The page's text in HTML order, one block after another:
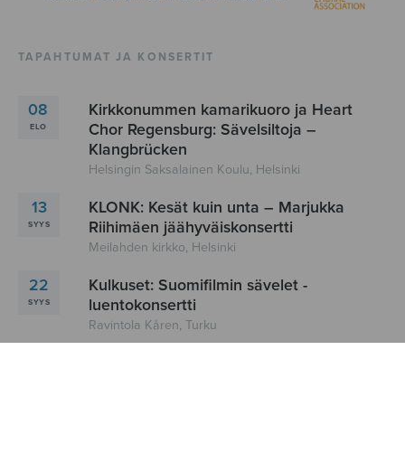
TAPAHTUMAT JA KONSERTIT
08
ELO
Kirkkonummen kamarikuoro ja Heart
Chor Regensburg: Sävelsiltoja –
Klangbrücken
Helsingin Saksalainen Koulu, Helsinki
13
SYYS
KLONK: Kesät kuin unta – Marjukka
Riihimäen jäähyväiskonsertti
Meilahden kirkko, Helsinki
22
SYYS
Kulkuset: Suomifilmin sävelet -
luentokonsertti
Ravintola Kåren, Turku